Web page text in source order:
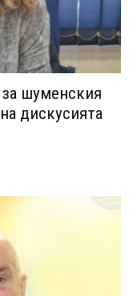
шуменския
дискусията